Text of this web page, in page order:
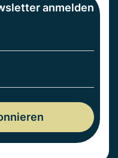
anmelden